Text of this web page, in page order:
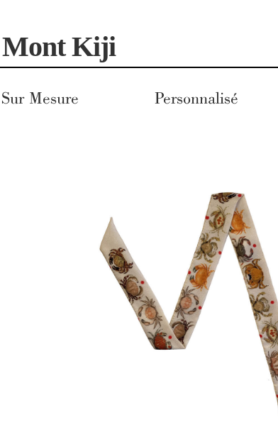
Aller
à
la
navigation
Aller
au
contenu
Mont Kiji
Sur Mesure Personnalisé